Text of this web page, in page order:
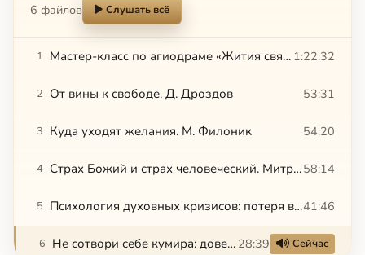
6 файлов Слушать всё
1 Мастер-класс по агиодраме «Жития святых как инструмент психотерапии». Л. Огороднов, Ю. Труханова 1:22:32
2 От вины к свободе. Д. Дроздов 53:31
3 Куда уходят желания. М. Филоник 54:20
4 Страх Божий и страх человеческий. Митрополит Аргентинский и Южноамериканский Игнатий58:14
5 Психология духовных кризисов: потеря веры или переосмысление религиозного опыта. Н. Скуратовская41:46
6 Не сотвори себе кумира: доверие и критика в церковной жизни. С. Яблонская 28:39 Сейчас